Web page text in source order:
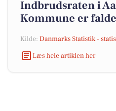
Indbrudsraten i
Kommune er
Kilde: Danmarks Statistik -
Læs hele artiklen her